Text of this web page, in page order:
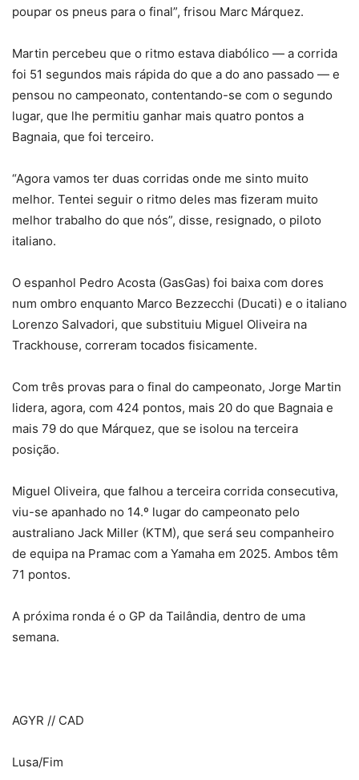
poupar os pneus para o final”, frisou Marc Márquez.
Martin percebeu que o ritmo estava diabólico — a corrida
foi 51 segundos mais rápida do que a do ano passado — e
pensou no campeonato, contentando-se com o segundo
lugar, que lhe permitiu ganhar mais quatro pontos a
Bagnaia, que foi terceiro.
“Agora vamos ter duas corridas onde me sinto muito
melhor. Tentei seguir o ritmo deles mas fizeram muito
melhor trabalho do que nós”, disse, resignado, o piloto
italiano.
O espanhol Pedro Acosta (GasGas) foi baixa com dores
num ombro enquanto Marco Bezzecchi (Ducati) e o italiano
Lorenzo Salvadori, que substituiu Miguel Oliveira na
Trackhouse, correram tocados fisicamente.
Com três provas para o final do campeonato, Jorge Martin
lidera, agora, com 424 pontos, mais 20 do que Bagnaia e
mais 79 do que Márquez, que se isolou na terceira
posição.
Miguel Oliveira, que falhou a terceira corrida consecutiva,
viu-se apanhado no 14.º lugar do campeonato pelo
australiano Jack Miller (KTM), que será seu companheiro
de equipa na Pramac com a Yamaha em 2025. Ambos têm
71 pontos.
A próxima ronda é o GP da Tailândia, dentro de uma
semana.
AGYR // CAD
Lusa/Fim